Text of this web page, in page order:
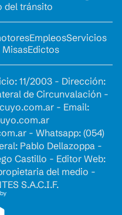
del tránsito
EmpleosServicios
MisasEdictos
11/2003 - Dirección:
de Circunvalación -
- Email:
- Whatsapp: (054)
Pablo Dellazoppa -
Castillo - Editor Web:
del medio -
S.A.C.I.F.